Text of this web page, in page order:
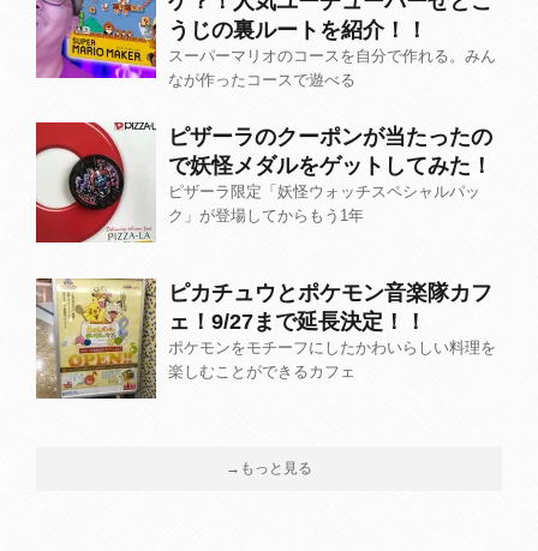
うじの裏ルートを紹介！！
スーパーマリオのコースを自分で作れる。みん
なが作ったコースで遊べる
ピザーラのクーポンが当たったの
で妖怪メダルをゲットしてみた！
ピザーラ限定「妖怪ウォッチスペシャルパッ
ク」が登場してからもう1年
ピカチュウとポケモン音楽隊カフ
ェ！9/27まで延長決定！！
ポケモンをモチーフにしたかわいらしい料理を
楽しむことができるカフェ
→もっと見る